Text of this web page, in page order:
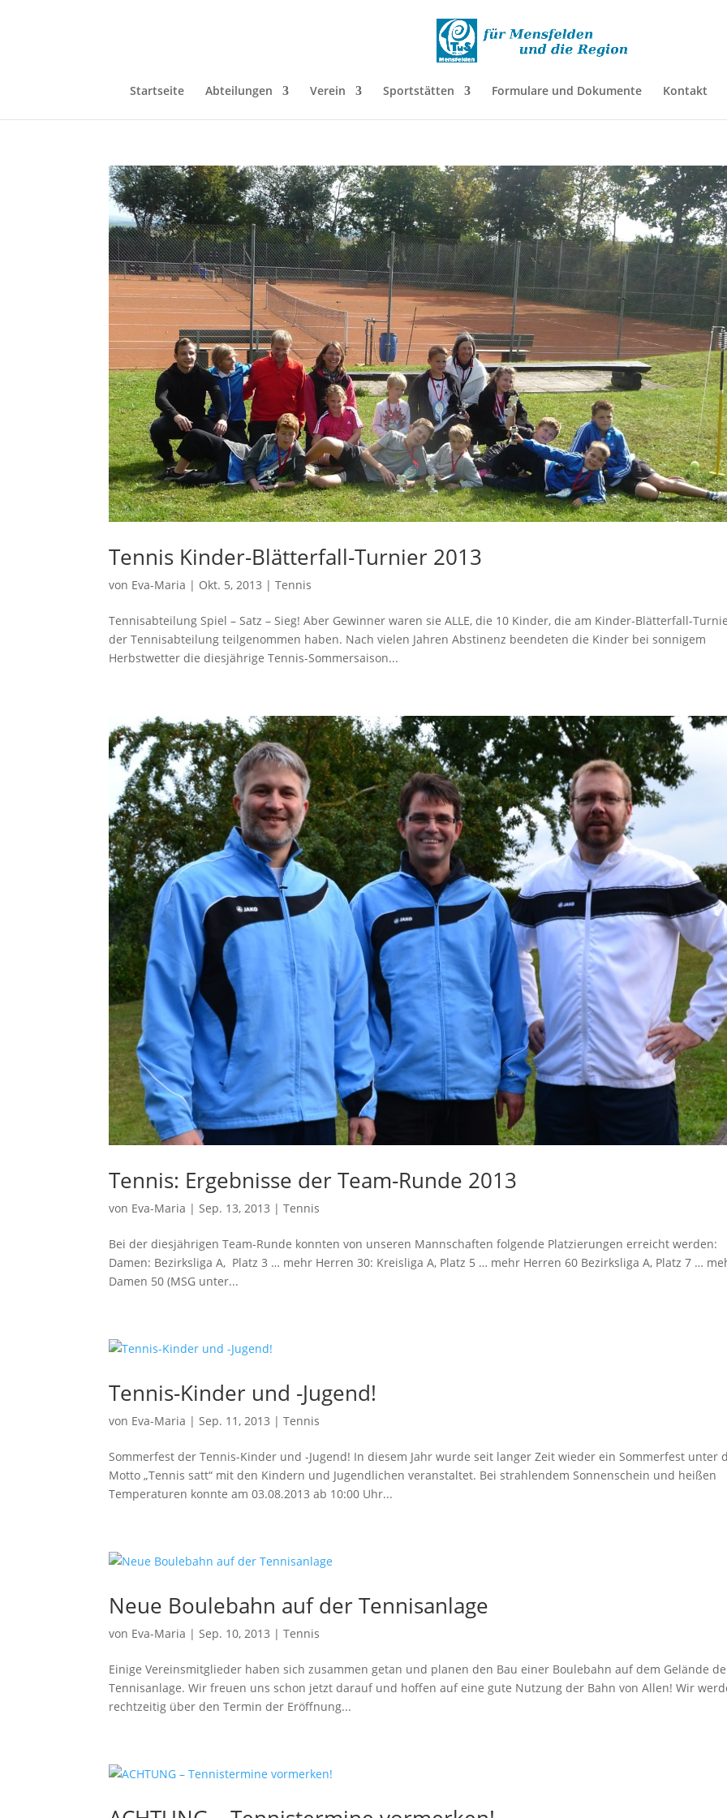
Startseite Abteilungen Verein Sportstätten Formulare und Dokumente Kontakt
Tennis Kinder-Blätterfall-Turnier 2013
von Eva-Maria | Okt. 5, 2013 |Tennis
Tennisabteilung Spiel – Satz – Sieg! Aber Gewinner waren sie ALLE, die 10 Kinder, die am Kinder-Blätterfall-
der Tennisabteilung teilgenommen haben. Nach vielen Jahren Abstinenz beendeten die Kinder bei sonnigem
Herbstwetter die diesjährige Tennis-Sommersaison...
Tennis: Ergebnisse der Team-Runde 2013
von Eva-Maria | Sep. 13, 2013 |Tennis
Bei der diesjährigen Team-Runde konnten von unseren Mannschaften folgende Platzierungen erreicht werden:
Damen: Bezirksliga A, Platz 3 … mehr Herren 30: Kreisliga A, Platz 5 … mehr Herren 60 Bezirksliga A, Platz 7 …
Damen 50 (MSG unter...
Tennis-Kinder und -Jugend!
von Eva-Maria | Sep. 11, 2013 |Tennis
Sommerfest der Tennis-Kinder und -Jugend! In diesem Jahr wurde seit langer Zeit wieder ein Sommerfest unter
Motto „Tennis satt“ mit den Kindern und Jugendlichen veranstaltet. Bei strahlendem Sonnenschein und heißen
Temperaturen konnte am 03.08.2013 ab 10:00 Uhr...
Neue Boulebahn auf der Tennisanlage
von Eva-Maria | Sep. 10, 2013 |Tennis
Einige Vereinsmitglieder haben sich zusammen getan und planen den Bau einer Boulebahn auf dem Gelände
Tennisanlage. Wir freuen uns schon jetzt darauf und hoffen auf eine gute Nutzung der Bahn von Allen! Wir
rechtzeitig über den Termin der Eröffnung...